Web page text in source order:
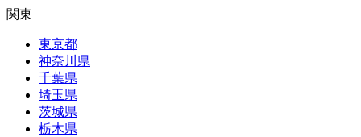
関東
東京都
神奈川県
千葉県
埼玉県
茨城県
栃木県